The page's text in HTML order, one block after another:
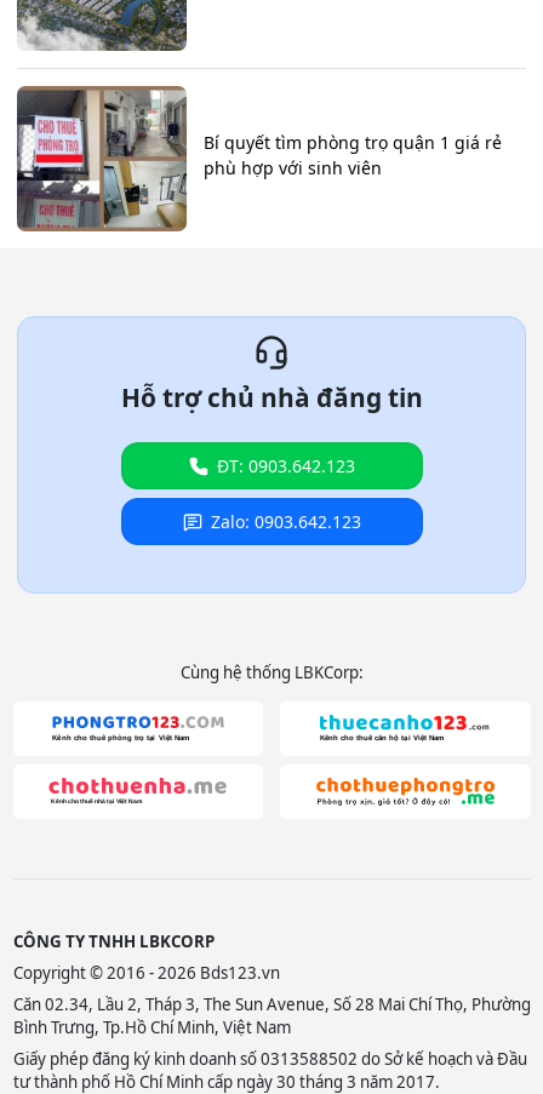
Bí quyết tìm phòng trọ quận 1 giá rẻ
phù hợp với sinh viên
Hỗ trợ chủ nhà đăng tin
ĐT: 0903.642.123
Zalo: 0903.642.123
Cùng hệ thống LBKCorp:
CÔNG TY TNHH LBKCORP
Copyright © 2016 - 2026 Bds123.vn
Căn 02.34, Lầu 2, Tháp 3, The Sun Avenue, Số 28 Mai Chí Thọ, Phường
Bình Trưng, Tp.Hồ Chí Minh, Việt Nam
Giấy phép đăng ký kinh doanh số 0313588502 do Sở kế hoạch và Đầu
tư thành phố Hồ Chí Minh cấp ngày 30 tháng 3 năm 2017.